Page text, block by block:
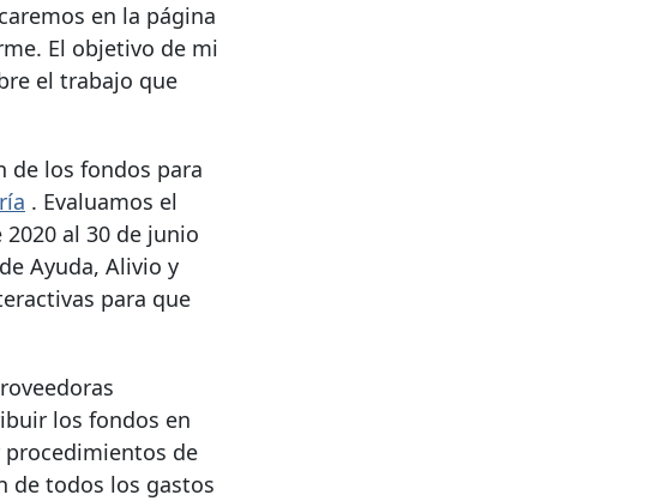
en la página
El objetivo de mi
el trabajo que
de los fondos para
. Evaluamos el
al 30 de junio
Ayuda, Alivio y
para que
los fondos en
procedimientos de
de todos los gastos